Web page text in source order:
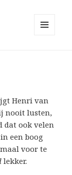
Henri van
nooit lusten,
dat ook velen
een boog
voor te
lekker.